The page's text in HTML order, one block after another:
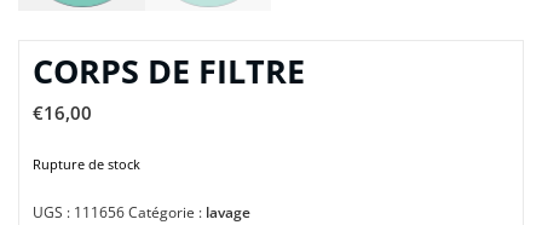
CORPS DE FILTRE
€16,00
Rupture de stock
UGS : 111656Catégorie : lavage